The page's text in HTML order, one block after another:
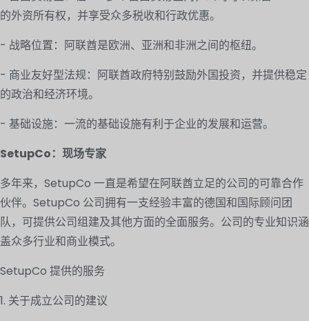
的外资所有权，并享受众多税收和行政优惠。
- 战略位置：阿联酋是欧洲、亚洲和非洲之间的枢纽。
- 商业友好型法规：阿联酋政府特别鼓励外国投资，并提供稳定
的政治和经济环境。
- 基础设施：一流的基础设施有利于企业的发展和运营。
SetupCo：现场专家
多年来，SetupCo 一直是希望在阿联酋立足的公司的可靠合作
伙伴。SetupCo 公司拥有一支经验丰富的德国和国际顾问团
队，可提供公司组建及其他方面的全面服务。公司的专业知识涵
盖众多行业和商业模式。
SetupCo 提供的服务
1. 关于成立公司的建议